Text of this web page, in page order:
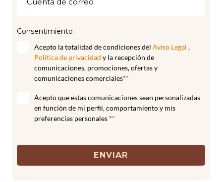
Consentimiento
Acepto la totalidad de condiciones del Aviso Legal ,
Política de privacidad y la recepción de
comunicaciones, promociones, ofertas y
comunicaciones comerciales**
Acepto que estas comunicaciones sean personalizadas
en función de mi perfil, comportamiento y mis
preferencias personales **
ENVIAR